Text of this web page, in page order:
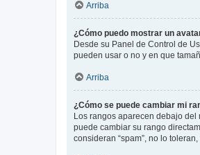
Arriba
¿Cómo puedo mostrar un
Desde su Panel de Control de
pueden usar o no y en que
Arriba
¿Cómo se puede cambiar mi
Los rangos aparecen debajo
puede cambiar su rango
consideran “spam”, no lo